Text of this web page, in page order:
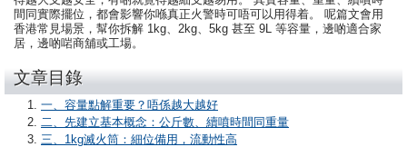
間同實際擺位，都會影響你喺真正火警時可唔可以用得着。 呢篇文會用
香港常見場景，幫你拆解 1kg、2kg、5kg 甚至 9L 等容量，邊啲適合家
居，邊啲啱商舖或工場。
文章目錄
一、容量點解重要？唔係越大越好
二、先建立基本概念：公斤數、續噴時間同重量
三、1kg滅火筒：細位備用，流動性高